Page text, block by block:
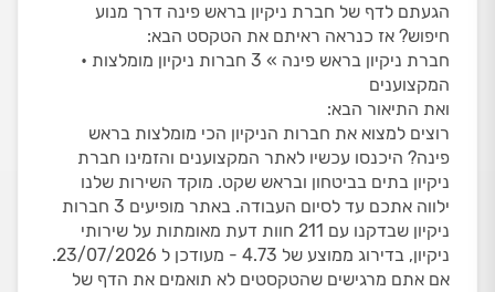
הגעתם לדף של חברת ניקיון בראש פינה דרך מנוע
חיפוש? אז כנראה ראיתם את הטקסט הבא:
חברת ניקיון בראש פינה » 3 חברות ניקיון מומלצות •
המקצוענים
ואת התיאור הבא:
רוצים למצוא את חברות הניקיון הכי מומלצות בראש
פינה? היכנסו עכשיו לאתר המקצוענים והזמינו חברת
ניקיון בתים בביטחון ובראש שקט. מוקד השירות שלנו
ילווה אתכם עד לסיום העבודה. באתר מופיעים 3 חברות
ניקיון שבדקנו עם 211 חוות דעת מאומתות על שירותי
ניקיון, בדירוג ממוצע של 4.73 - מעודכן ל 23/07/2026.
אם אתם מרגישים שהטקסטים לא תואמים את הדף של